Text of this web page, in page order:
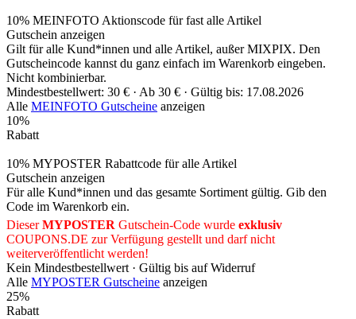
10% MEINFOTO Aktionscode für fast alle Artikel
Gutschein anzeigen
Gilt für alle Kund*innen und alle Artikel, außer MIXPIX. Den
Gutscheincode kannst du ganz einfach im Warenkorb eingeben.
Nicht kombinierbar.
Mindestbestellwert: 30 € · Ab 30 € · Gültig bis: 17.08.2026
Alle MEINFOTO Gutscheine anzeigen
10%
Rabatt
10% MYPOSTER Rabattcode für alle Artikel
Gutschein anzeigen
Für alle Kund*innen und das gesamte Sortiment gültig. Gib den
Code im Warenkorb ein.
DieserMYPOSTER Gutschein-Code wurde exklusiv
COUPONS.DE zur Verfügung gestellt und darf nicht
weiterveröffentlicht werden!
Kein Mindestbestellwert · Gültig bis auf Widerruf
Alle MYPOSTER Gutscheine anzeigen
25%
Rabatt